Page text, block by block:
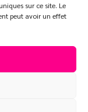
sur ce site. Le
peut avoir un effet
de vente|